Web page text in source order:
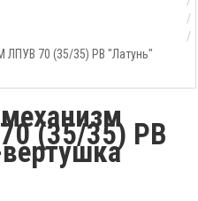
70 (35/35) PB "Латунь"
(35/35) PB